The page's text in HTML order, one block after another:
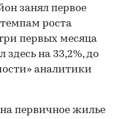
занял первое
роста
первых месяца
на 33,2%, до
аналитики
первичное жилье